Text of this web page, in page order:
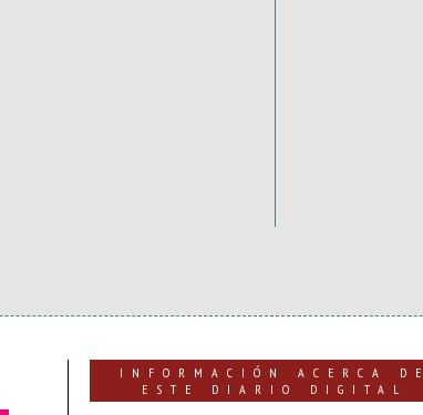
INFORMACIÓN ACERCA DE
ESTE DIARIO DIGITAL